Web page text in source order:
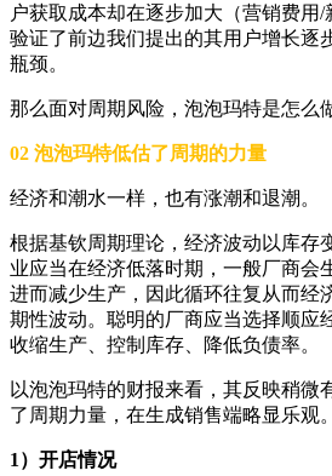
户获取成本却在逐步加大（营销费用
验证了前边我们提出的其用户增长逐
瓶颈。
那么面对周期风险，泡泡玛特是怎么
02 泡泡玛特低估了周期的力量
经济和潮水一样，也有涨潮和退潮。
根据基钦周期理论，经济波动以库存
业应当在经济低落时期，一般厂商会
进而减少生产，因此循环往复从而经
期性波动。聪明的厂商应当选择顺应
收缩生产、控制库存、降低负债率。
以泡泡玛特的财报来看，其反映稍微
了周期力量，在生成销售端略显乐观。
1）开店情况